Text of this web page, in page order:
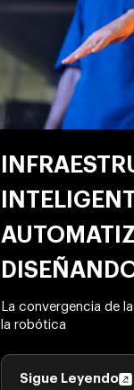
La convergencia de
la robótica
Sigue Leyendo